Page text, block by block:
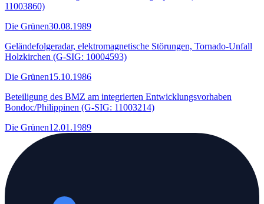
11003860)
Die Grünen30.08.1989
Geländefolgeradar, elektromagnetische Störungen, Tornado-Unfall
Holzkirchen (G-SIG: 10004593)
Die Grünen15.10.1986
Beteiligung des BMZ am integrierten Entwicklungsvorhaben
Bondoc/Philippinen (G-SIG: 11003214)
Die Grünen12.01.1989